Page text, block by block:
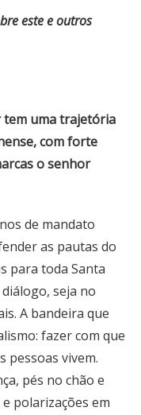
este e outros
tem uma trajetória
com forte
o senhor
de mandato
as pautas do
para toda Santa
seja no
A bandeira que
fazer com que
pessoas vivem.
pés no chão e
polarizações em